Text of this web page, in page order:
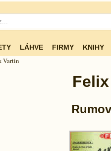
LÁHVE FIRMY KNIHY
Vartin